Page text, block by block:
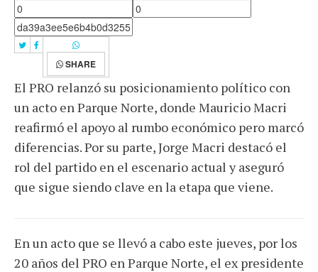
SHARE
El PRO relanzó su posicionamiento político con
un acto en Parque Norte, donde Mauricio Macri
reafirmó el apoyo al rumbo económico pero marcó
diferencias. Por su parte, Jorge Macri destacó el
rol del partido en el escenario actual y aseguró
que sigue siendo clave en la etapa que viene.
En un acto que se llevó a cabo este jueves, por los
20 años del PRO en Parque Norte, el ex presidente